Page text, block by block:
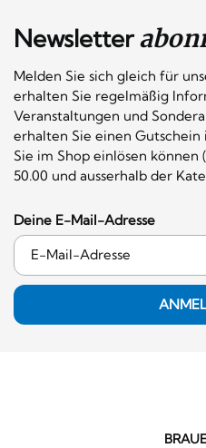
Newsletter
Melden Sie sich gleich für
erhalten Sie regelmäßig
Veranstaltungen und
erhalten Sie einen Gutschein
Sie im Shop einlösen
50.00 und ausserhalb der
Deine E-Mail-Adresse